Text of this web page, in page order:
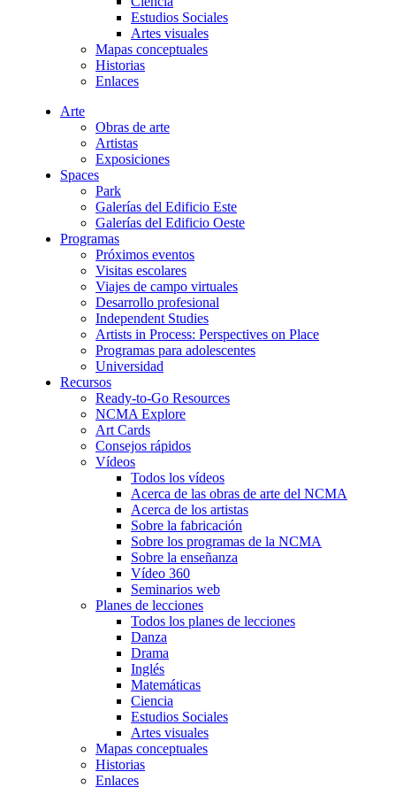
Estudios Sociales
Artes visuales
Mapas conceptuales
Historias
Enlaces
Arte
Obras de arte
Artistas
Exposiciones
Spaces
Park
Galerías del Edificio Este
Galerías del Edificio Oeste
Programas
Próximos eventos
Visitas escolares
Viajes de campo virtuales
Desarrollo profesional
Independent Studies
Artists in Process: Perspectives on Place
Programas para adolescentes
Universidad
Recursos
Ready-to-Go Resources
NCMA Explore
Art Cards
Consejos rápidos
Vídeos
Todos los vídeos
Acerca de las obras de arte del NCMA
Acerca de los artistas
Sobre la fabricación
Sobre los programas de la NCMA
Sobre la enseñanza
Vídeo 360
Seminarios web
Planes de lecciones
Todos los planes de lecciones
Danza
Drama
Inglés
Matemáticas
Ciencia
Estudios Sociales
Artes visuales
Mapas conceptuales
Historias
Enlaces